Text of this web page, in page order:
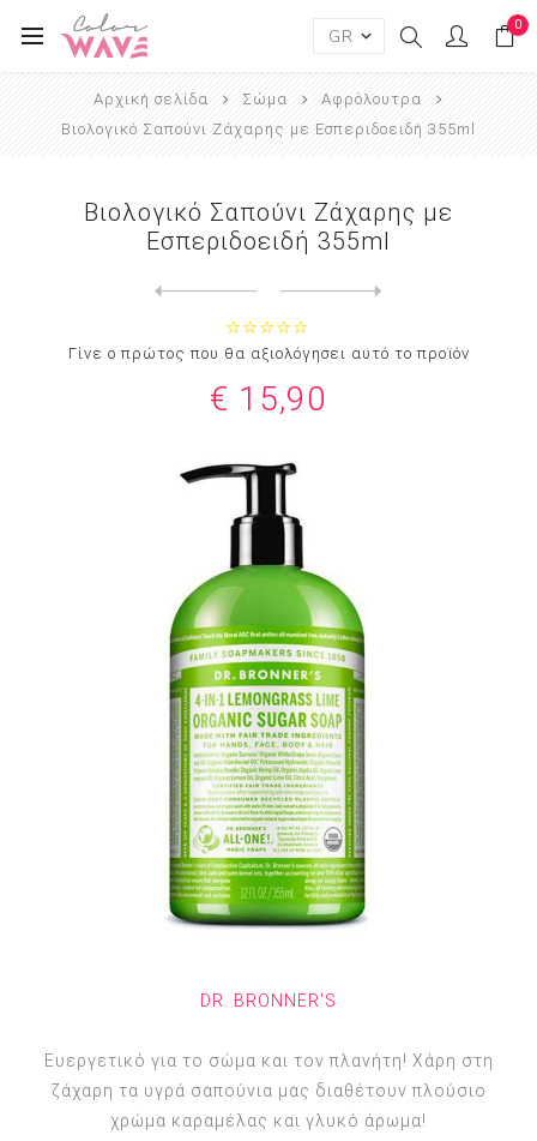
0
Αρχική σελίδα Σώμα
Αφρόλουτρα
Βιολογικό Σαπούνι Ζάχαρης με Εσπεριδοειδή 355ml
Βιολογικό Σαπούνι Ζάχαρης με
Εσπεριδοειδή 355ml
Γίνε ο πρώτος που θα αξιολόγησει αυτό το προϊόν
€ 15,90
DR. BRONNER'S
Ευεργετικό για το σώμα και τον πλανήτη! Χάρη στη
ζάχαρη τα υγρά σαπούνια μας διαθέτουν πλούσιο
χρώμα καραμέλας και γλυκό άρωμα!